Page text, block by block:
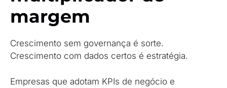
margem
Crescimento sem governança é sorte.
Crescimento com dados certos é estratégia.
Empresas que adotam KPIs de negócio e